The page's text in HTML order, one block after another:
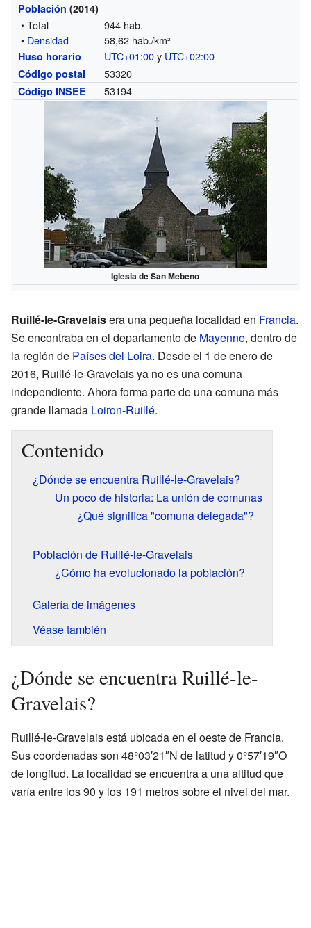
Población (2014)
• Total
944 hab.
• Densidad 58,62 hab./km²
Huso horario UTC+01:00y UTC+02:00
Código postal 53320
Código INSEE 53194
Iglesia de San Mebeno
Ruillé-le-Gravelaisera una pequeña localidad en Francia.
Se encontraba en el departamento de Mayenne, dentro de
la región de Países del Loira. Desde el 1 de enero de
2016, Ruillé-le-Gravelais ya no es una comuna
independiente. Ahora forma parte de una comuna más
grande llamada Loiron-Ruillé.
Contenido
¿Dónde se encuentra Ruillé-le-Gravelais?
Un poco de historia: La unión de comunas
¿Qué significa "comuna delegada"?
Población de Ruillé-le-Gravelais
¿Cómo ha evolucionado la población?
Galería de imágenes
Véase también
¿Dónde se encuentra Ruillé-le-
Gravelais?
Ruillé-le-Gravelais está ubicada en el oeste de Francia.
Sus coordenadas son 48°03′21″N de latitud y 0°57′19″O
de longitud. La localidad se encuentra a una altitud que
varía entre los 90 y los 191 metros sobre el nivel del mar.